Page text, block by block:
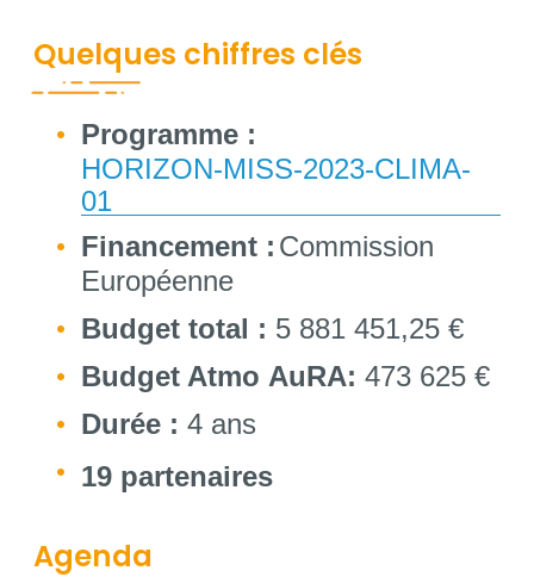
Quelques chiffres clés
ContenuProgramme :
HORIZON-MISS-2023-CLIMA-
01
Financement : Commission
Européenne
Budget total : 5 881 451,25 €
Budget Atmo AuRA: 473 625 €
Durée : 4 ans
19 partenaires
Agenda